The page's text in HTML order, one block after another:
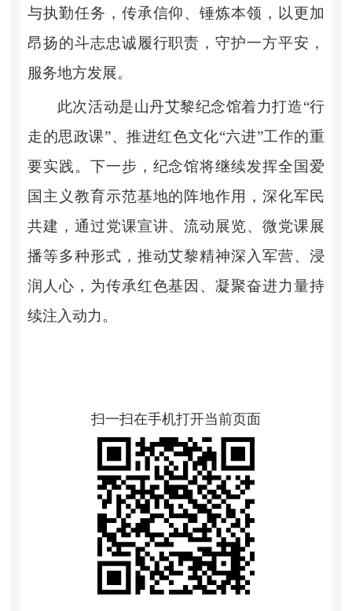
与执勤任务，传承信仰、锤炼本领，以更加
昂扬的斗志忠诚履行职责，守护一方平安，
服务地方发展。
此次活动是山丹艾黎纪念馆着力打造“行
走的思政课”、推进红色文化“六进”工作的重
要实践。下一步，纪念馆将继续发挥全国爱
国主义教育示范基地的阵地作用，深化军民
共建，通过党课宣讲、流动展览、微党课展
播等多种形式，推动艾黎精神深入军营、浸
润人心，为传承红色基因、凝聚奋进力量持
续注入动力。
扫一扫在手机打开当前页面